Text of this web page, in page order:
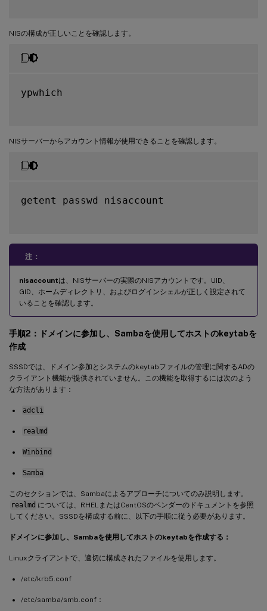
NISの構成が正しいことを確認します。
ypwhich
NISサーバーからアカウント情報が使用できることを確認します。
getent passwd nisaccount
注：
nisaccountは、NISサーバーの実際のNISアカウントです。UID、
GID、ホームディレクトリ、およびログインシェルが正しく設定されて
いることを確認します。
手順2：ドメインに参加し、Sambaを使用してホストのkeytabを
作成
SSSDでは、ドメイン参加とシステムのkeytabファイルの管理に関するADの
クライアント機能が提供されていません。この機能を取得するには次のよう
な方法があります：
adcli
realmd
Winbind
Samba
このセクションでは、Sambaによるアプローチについてのみ説明します。
realmd については、RHELまたはCentOSのベンダーのドキュメントを参照
してください。SSSDを構成する前に、以下の手順に従う必要があります。
ドメインに参加し、Sambaを使用してホストのkeytabを作成する：
Linuxクライアントで、適切に構成されたファイルを使用します。
/etc/krb5.conf
/etc/samba/smb.conf：